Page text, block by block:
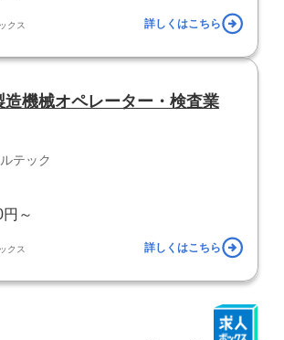
クス 詳しくはこちら
造機械オペレーター・検査業
テック
～
クス 詳しくはこちら